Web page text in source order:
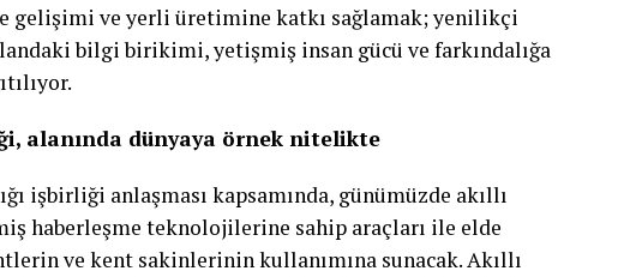
gelişimi ve yerli üretimine katkı sağlamak; yenilikçi
bilgi birikimi, yetişmiş insan gücü ve farkındalığa
alanında dünyaya örnek nitelikte
işbirliği anlaşması kapsamında, günümüzde akıllı
haberleşme teknolojilerine sahip araçları ile elde
ve kent sakinlerinin kullanımına sunacak. Akıllı